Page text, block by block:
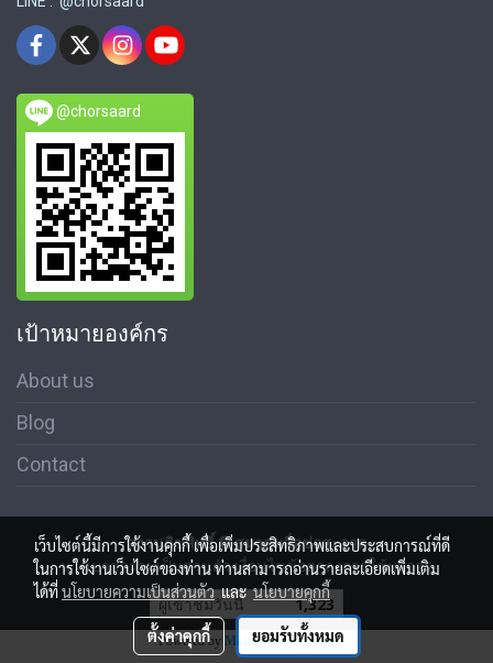
@chorsaard
เป้าหมายองค์กร
About us
Blog
Contact
สงวนลิขสิทธิ์ © สมาคมสื่อช่อสะอาด
นโนบายความเป็นส่วนตัว เงื่อนไขข้อตกลงการใช้บริการ
ผู้เข้าชมวันนี้ 1,323
Powered by MakeWebEasy.com
เว็บไซต์นี้มีการใช้งานคุกกี้ เพื่อเพิ่มประสิทธิภาพและประสบการณ์ที่ดี
ในการใช้งานเว็บไซต์ของท่าน ท่านสามารถอ่านรายละเอียดเพิ่มเติม
ได้ที่นโยบายความเป็นส่วนตัวและนโยบายคุกกี้
ตั้งค่าคุกกี้ ยอมรับทั้งหมด